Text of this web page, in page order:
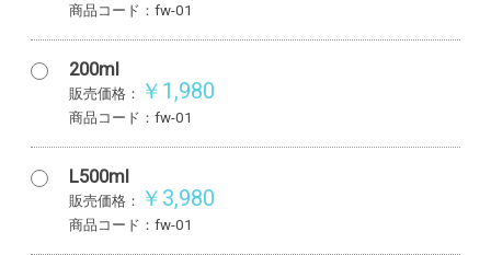
商品コード：fw-01
200ml
販売価格： ￥1,980
商品コード：fw-01
L500ml
販売価格： ￥3,980
商品コード：fw-01